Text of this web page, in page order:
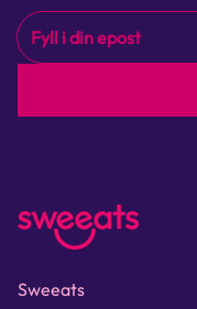
Sweeats